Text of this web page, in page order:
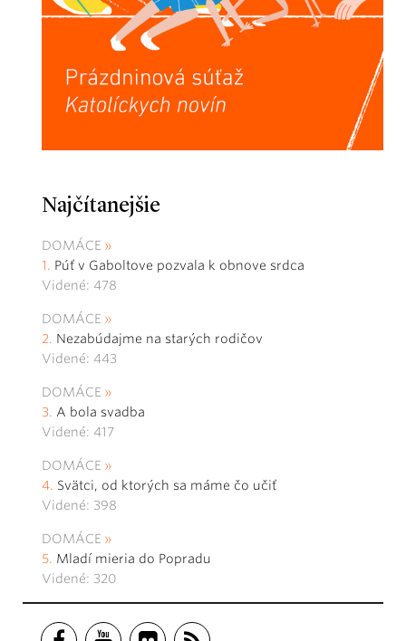
Najčítanejšie
DOMÁCE
Púť v Gaboltove pozvala k obnove srdca
Videné: 478
DOMÁCE
Nezabúdajme na starých rodičov
Videné: 443
DOMÁCE
A bola svadba
Videné: 417
DOMÁCE
Svätci, od ktorých sa máme čo učiť
Videné: 398
DOMÁCE
Mladí mieria do Popradu
Videné: 320